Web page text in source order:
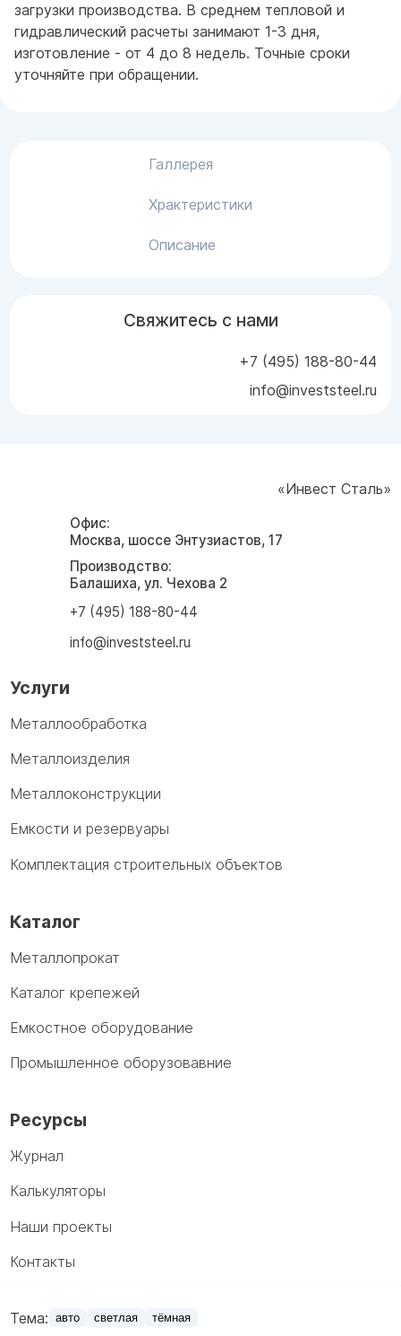
загрузки производства. В среднем тепловой и
гидравлический расчеты занимают 1-3 дня,
изготовление - от 4 до 8 недель. Точные сроки
уточняйте при обращении.
Галлерея
Храктеристики
Описание
Свяжитесь с нами
+7 (495) 188-80-44
info@investsteel.ru
«Инвест Сталь»
Офис:
Москва, шоссе Энтузиастов, 17
Производство:
Балашиха, ул. Чехова 2
+7 (495) 188-80-44
info@investsteel.ru
Услуги
Металлообработка
Металлоизделия
Металлоконструкции
Емкости и резервуары
Комплектация строительных объектов
Каталог
Металлопрокат
Каталог крепежей
Емкостное оборудование
Промышленное оборузовавние
Ресурсы
Журнал
Калькуляторы
Наши проекты
Контакты
Тема: авто светлая тёмная